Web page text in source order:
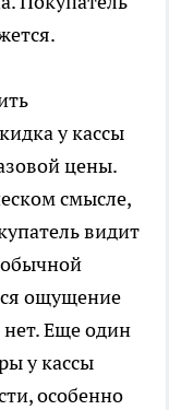
у кассы
цены.
смысле,
видит
ощущение
Еще один
у кассы
особенно